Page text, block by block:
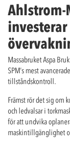
Ahlstrom-
Massabruket Aspa
SPM’s mest
tillståndskontroll.
Främst rör det sig om
och ledvalsar i
för att undvika
maskintillgänglighet